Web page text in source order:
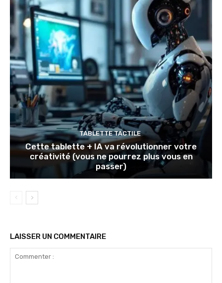
TABLETTE TACTILE
Cette tablette + IA va révolutionner votre
créativité (vous ne pourrez plus vous en
passer)
LAISSER UN COMMENTAIRE